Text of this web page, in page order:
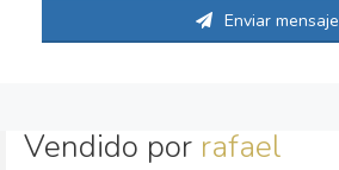
Enviar mensaje
Vendido por rafael